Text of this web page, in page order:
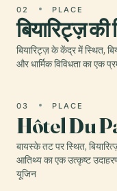
02 PLACE
बियारिट्ज़ की
बियारिट्ज़ के केंद्र में स्थित,
और धार्मिक विविधता का एक
03 PLACE
Hôtel Du
बायस्के तट पर स्थित,
आतिथ्य का एक उत्कृष्ट
यूजिन